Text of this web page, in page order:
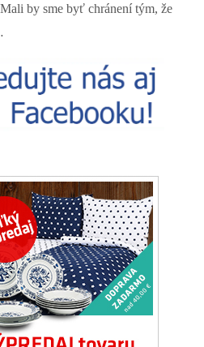
by sme byť chránení tým, že